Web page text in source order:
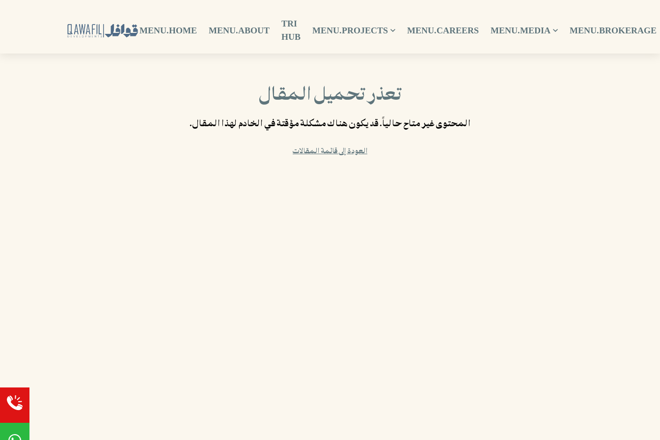
MENU.HOME MENU.ABOUT
TRI
HUB
MENU.PROJECTS MENU.CAREERS MENU.MEDIA MENU.BROKERAGE
تعذر تحميل المقال
المحتوى غير متاح حالياً. قد يكون هناك مشكلة مؤقتة في الخادم لهذا المقال.
العودة إلى قائمة المقالات